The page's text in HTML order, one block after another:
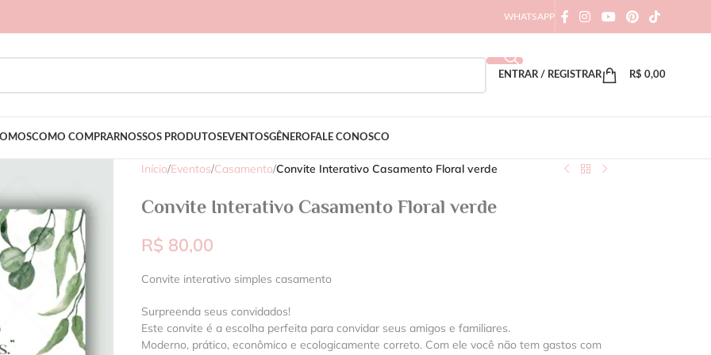
WHATSAPP
ENTRAR / REGISTRAR R$ 0,00
COMO COMPRARNOSSOS PRODUTOSEVENTOSGÊNERO FALE CONOSCO
Início/Eventos/Casamento/Convite Interativo Casamento Floral verde
Convite Interativo Casamento Floral verde
R$ 80,00
Convite interativo simples casamento
Surpreenda seus convidados!
Este convite é a escolha perfeita para convidar seus amigos e familiares.
Moderno, prático, econômico e ecologicamente correto. Com ele você não tem gastos com